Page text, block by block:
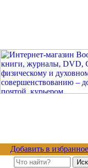
Добавить в избранное